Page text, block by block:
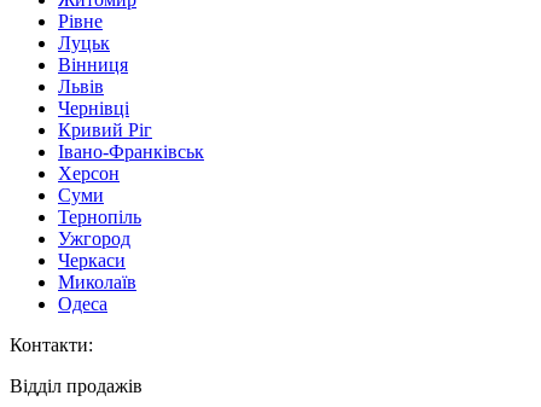
Рівне
Луцьк
Вінниця
Львів
Чернівці
Кривий Ріг
Івано-Франківськ
Херсон
Суми
Тернопіль
Ужгород
Черкаси
Миколаїв
Одеса
Контакти:
Відділ продажів